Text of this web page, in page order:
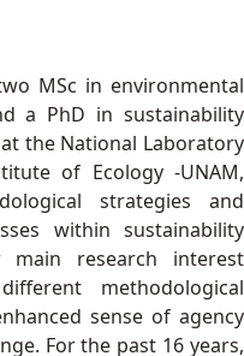
MSc in environmental
a PhD in sustainability
the National Laboratory
of Ecology -UNAM,
strategies and
within sustainability
main research interest
methodological
sense of agency
For the past 16 years,